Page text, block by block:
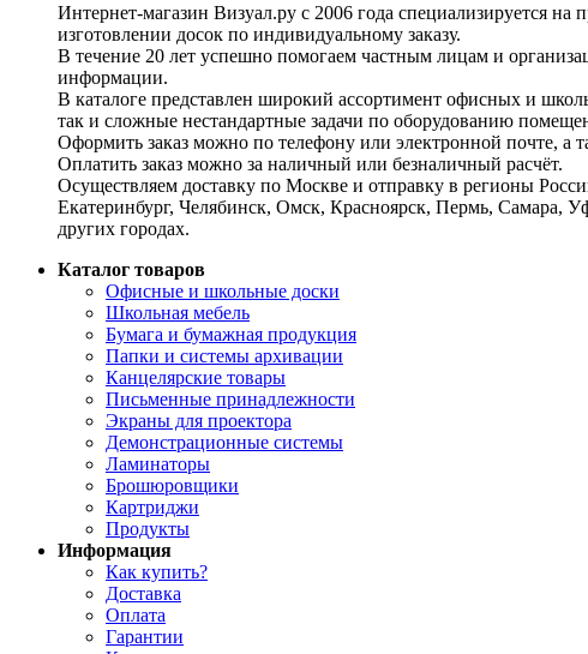
Интернет-магазин Визуал.ру с 2006 года специализируется
изготовлении досок по индивидуальному заказу.
В течение 20 лет успешно помогаем частным лицам и
информации.
В каталоге представлен широкий ассортимент офисных и
так и сложные нестандартные задачи по оборудованию
Оформить заказ можно по телефону или электронной почте, а
Оплатить заказ можно за наличный или безналичный расчёт.
Осуществляем доставку по Москве и отправку в регионы
Екатеринбург, Челябинск, Омск, Красноярск, Пермь, Самара,
других городах.
Каталог товаров
Офисные и школьные доски
Школьная мебель
Бумага и бумажная продукция
Папки и системы архивации
Канцелярские товары
Письменные принадлежности
Экраны для проектора
Демонстрационные системы
Ламинаторы
Брошюровщики
Картриджи
Продукты
Информация
Как купить?
Доставка
Оплата
Гарантии